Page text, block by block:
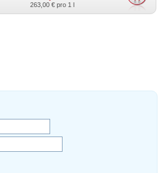
263,00 € pro 1 l